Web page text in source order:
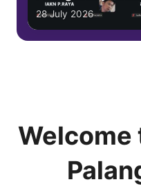
OBE via Zoom
28 July 2026
Welcome